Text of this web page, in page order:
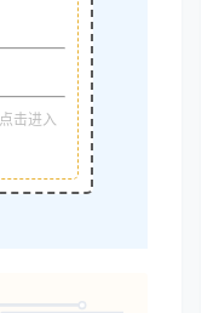
击进入